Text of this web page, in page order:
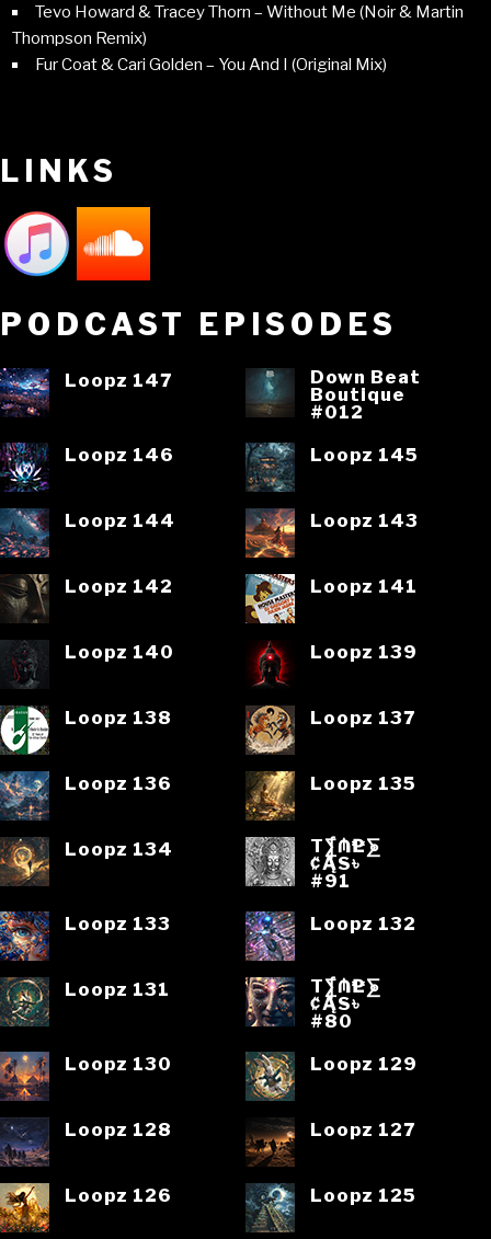
Tevo Howard & Tracey Thorn – Without Me (Noir & Martin
Thompson Remix)
Fur Coat & Cari Golden – You And I (Original Mix)
LINKS
PODCAST EPISODES
Loopz 147
Down Beat
Boutique
#012
Loopz 146
Loopz 145
Loopz 144 Loopz 143
Loopz 142 Loopz 141
Loopz 140 Loopz 139
Loopz 138 Loopz 137
Loopz 136 Loopz 135
Loopz 134
T⨋₼₱L⨊
₡ĄS৳
#91
Loopz 133
Loopz 132
Loopz 131
T⨋₼₱L⨊
₡ĄS৳
#80
Loopz 130
Loopz 129
Loopz 128 Loopz 127
Loopz 126 Loopz 125